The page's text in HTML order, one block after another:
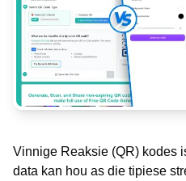
Vinnige Reaksie (QR) kodes
data kan hou as die tipiese